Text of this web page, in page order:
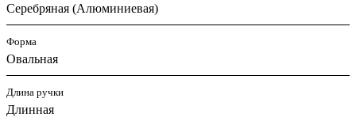
Серебряная (Алюминиевая)
Форма
Овальная
Длина ручки
Длинная